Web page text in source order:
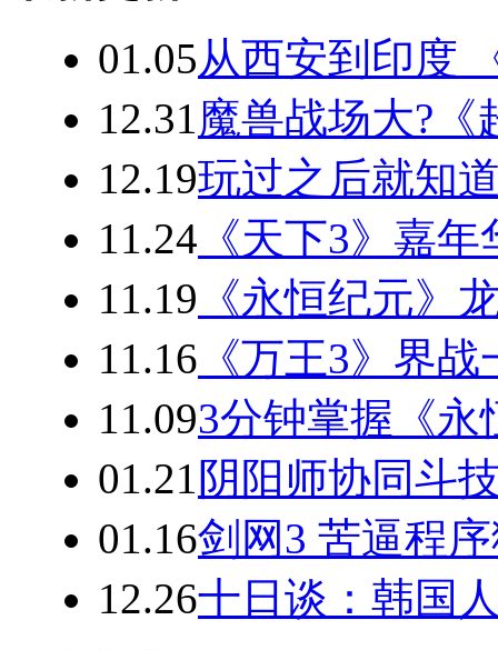
01.05从西安到印度
12.31魔兽战场大?《
12.19玩过之后就知
11.24 《天下3》嘉
11.19 《永恒纪元》
11.16 《万王3》界
11.093分钟掌握《永
01.21 阴阳师协同斗
01.16剑网3 苦逼程
12.26十日谈：韩国